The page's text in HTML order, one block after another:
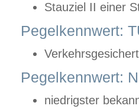
Stauziel II einer
Pegelkennwert:
Pegelkennwert:
niedrigster